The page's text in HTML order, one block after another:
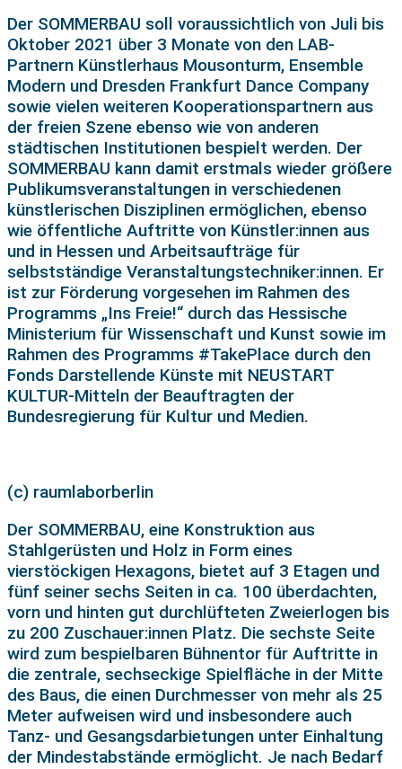
Der SOMMERBAU soll voraussichtlich von Juli bis
Oktober 2021 über 3 Monate von den LAB-
Partnern Künstlerhaus Mousonturm, Ensemble
Modern und Dresden Frankfurt Dance Company
sowie vielen weiteren Kooperationspartnern aus
der freien Szene ebenso wie von anderen
städtischen Institutionen bespielt werden. Der
SOMMERBAU kann damit erstmals wieder größere
Publikumsveranstaltungen in verschiedenen
künstlerischen Disziplinen ermöglichen, ebenso
wie öffentliche Auftritte von Künstler:innen aus
und in Hessen und Arbeitsaufträge für
selbstständige Veranstaltungstechniker:innen. Er
ist zur Förderung vorgesehen im Rahmen des
Programms „Ins Freie!“ durch das Hessische
Ministerium für Wissenschaft und Kunst sowie im
Rahmen des Programms #TakePlace durch den
Fonds Darstellende Künste mit NEUSTART
KULTUR-Mitteln der Beauftragten der
Bundesregierung für Kultur und Medien.
(c) raumlaborberlin
Der SOMMERBAU, eine Konstruktion aus
Stahlgerüsten und Holz in Form eines
vierstöckigen Hexagons, bietet auf 3 Etagen und
fünf seiner sechs Seiten in ca. 100 überdachten,
vorn und hinten gut durchlüfteten Zweierlogen bis
zu 200 Zuschauer:innen Platz. Die sechste Seite
wird zum bespielbaren Bühnentor für Auftritte in
die zentrale, sechseckige Spielfläche in der Mitte
des Baus, die einen Durchmesser von mehr als 25
Meter aufweisen wird und insbesondere auch
Tanz- und Gesangsdarbietungen unter Einhaltung
der Mindestabstände ermöglicht. Je nach Bedarf